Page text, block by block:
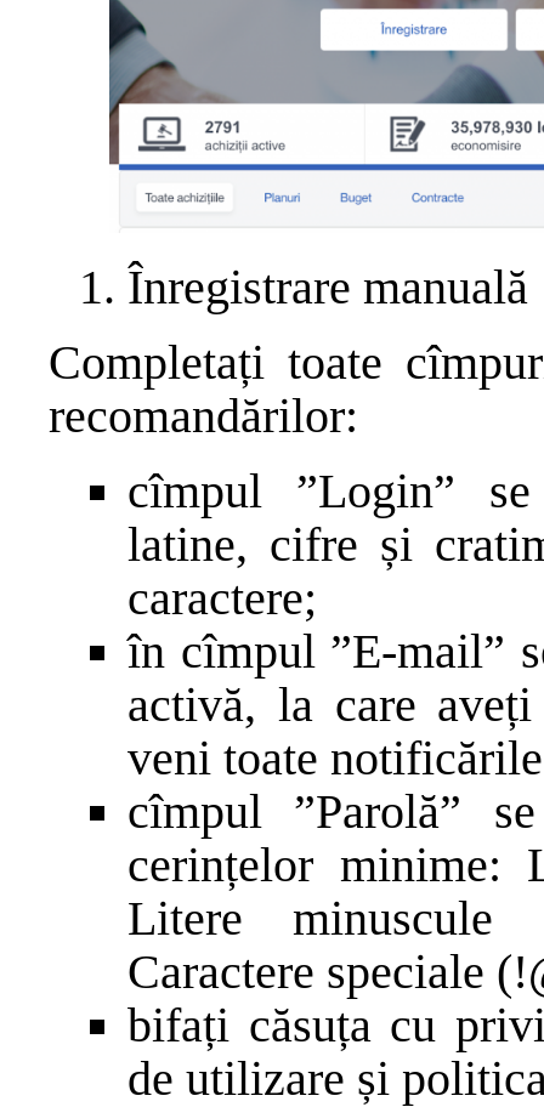
Înregistrare manuală
Completați toate
recomandărilor:
cîmpul ”Login”
latine, cifre și
caractere;
în cîmpul ”E-mail”
activă, la care
veni toate
cîmpul ”Parolă”
cerințelor minime:
Litere
Caractere speciale
bifați căsuța cu
de utilizare și